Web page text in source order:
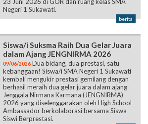
Negeri 1 Sukawati.
berita
Siswa/i Suksma Raih Dua Gelar Juara
dalam Ajang JENGNIRMA 2026
09/06/2026 Dua bidang, dua prestasi, satu
kebanggaan! Siswa/i SMA Negeri 1 Sukawati
kembali mengukir prestasi gemilang dengan
berhasil meraih dua gelar juara dalam ajang
Jenggala Nirmana Karmana (JENGNIRMA)
2026 yang diselenggarakan oleh High School
Ambassador berkolaborasi bersama Siswa
Siswi Berprestasi.